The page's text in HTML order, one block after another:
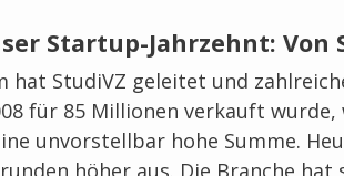
Startup-Jahrzehnt: Von
hat StudiVZ geleitet und
für 85 Millionen verkauft
unvorstellbar hohe Summe.
höher aus. Die Branche